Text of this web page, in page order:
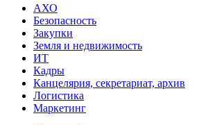
АХО
Безопасность
Закупки
Земля и недвижимость
ИТ
Кадры
Канцелярия, секретариат, архив
Логистика
Маркетинг